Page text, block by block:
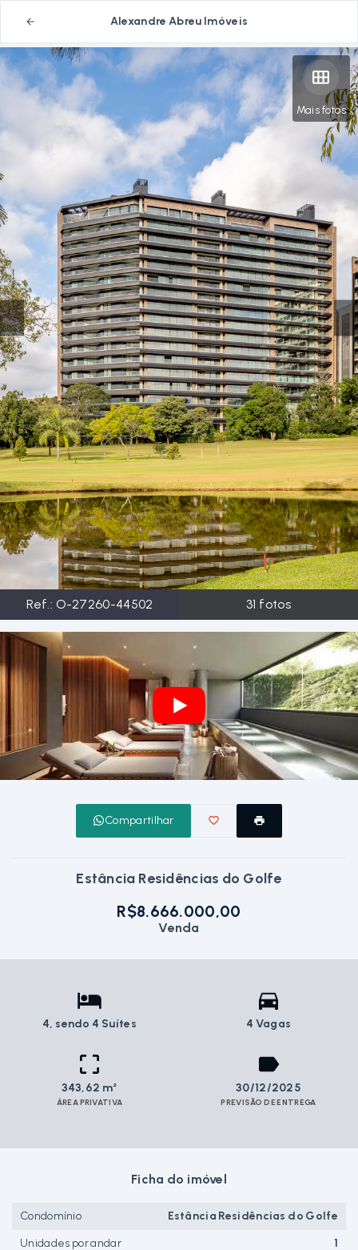
Alexandre Abreu Imóveis
Mais fotos
Ref.: O-27260-44502 31 fotos
Compartilhar
Estância Residências do Golfe
R$8.666.000,00
Venda
4, sendo 4 Suítes 4 Vagas
343,62 m²
ÁREA PRIVATIVA
30/12/2025
PREVISÃO DE ENTREGA
Ficha do imóvel
Condomínio
Estância Residências do Golfe
Unidades por andar
1